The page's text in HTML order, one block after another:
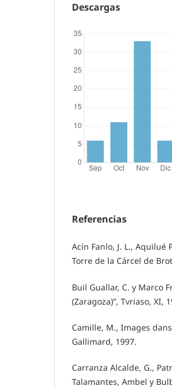
Descargas
Referencias
Acín Fanlo, J. L., Aquilué
Torre de la Cárcel de
Buil Guallar, C. y Marco
(Zaragoza)”, Tvriaso, XI,
Camille, M., Images
Gallimard, 1997.
Carranza Alcalde, G.,
Talamantes, Ambel y